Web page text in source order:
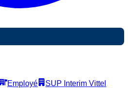
Employé SUP Interim Vittel